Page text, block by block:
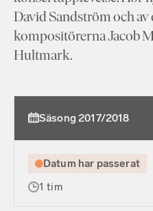
David Sandström och av
kompositörerna Jacob
Hultmark.
Säsong 2017/2018
Datum har passerat
1 tim